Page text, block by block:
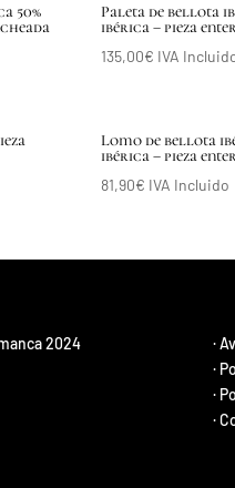
50%
Paleta de bellota
ibérica – pieza
135,00€ IVA
Lomo de bellota
ibérica – pieza
81,90€ IVA Incluido
2024 ·
·
·
·